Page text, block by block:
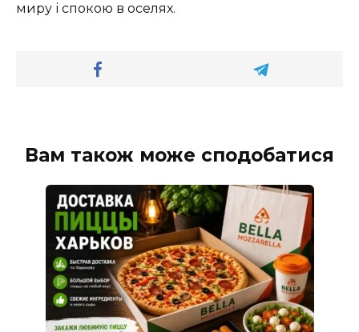
миру і спокою в оселях.
Вам також може сподобатися